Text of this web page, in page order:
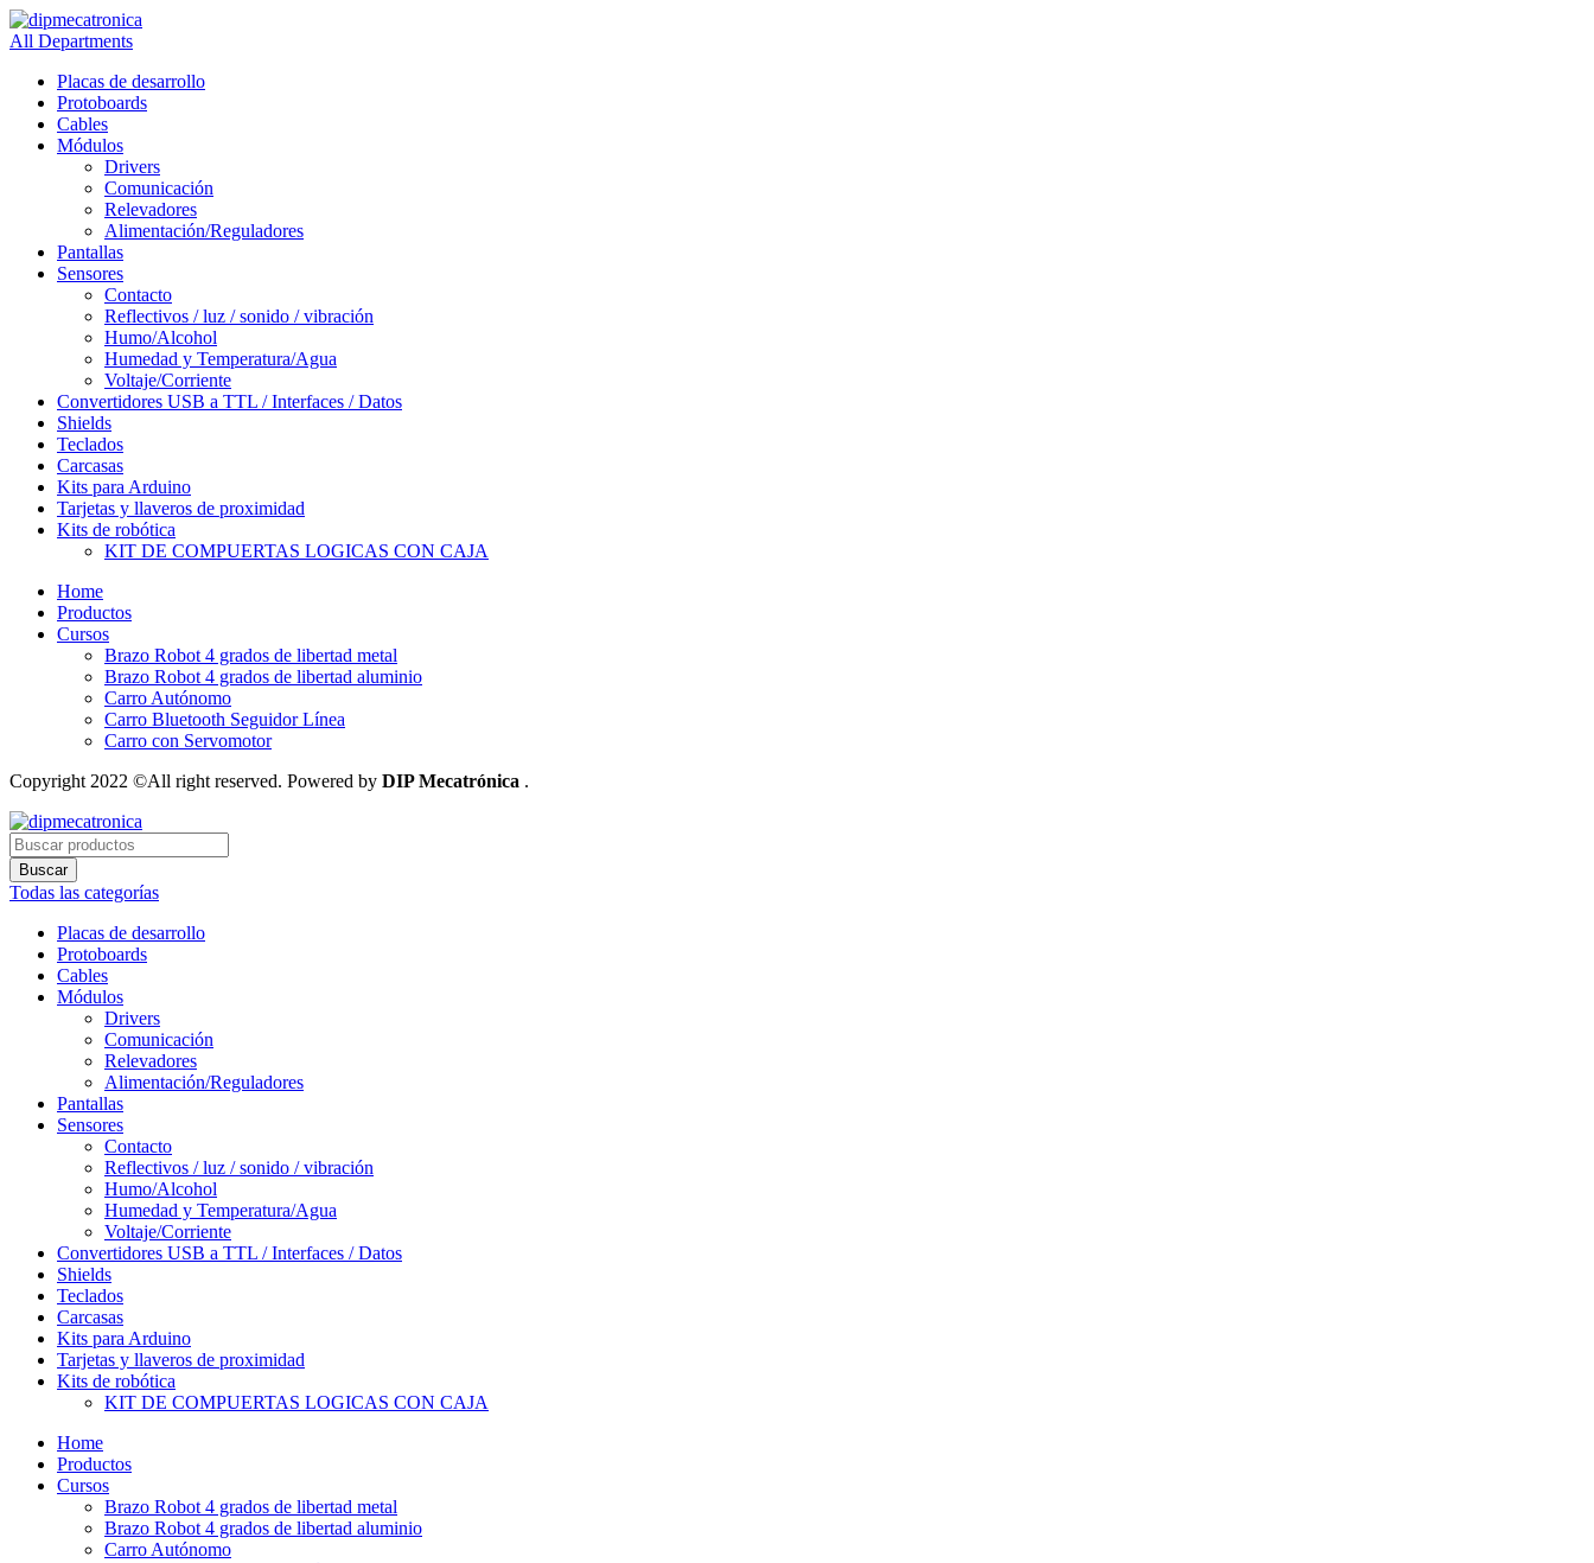
All Departments
Placas de desarrollo
Protoboards
Cables
Módulos
Drivers
Comunicación
Relevadores
Alimentación/Reguladores
Pantallas
Sensores
Contacto
Reflectivos / luz / sonido / vibración
Humo/Alcohol
Humedad y Temperatura/Agua
Voltaje/Corriente
Convertidores USB a TTL / Interfaces / Datos
Shields
Teclados
Carcasas
Kits para Arduino
Tarjetas y llaveros de proximidad
Kits de robótica
KIT DE COMPUERTAS LOGICAS CON CAJA
Home
Productos
Cursos
Brazo Robot 4 grados de libertad metal
Brazo Robot 4 grados de libertad aluminio
Carro Autónomo
Carro Bluetooth Seguidor Línea
Carro con Servomotor
Copyright 2022 ©All right reserved. Powered by DIP Mecatrónica .
Búsqueda
de
productos
Buscar
Todas las categorías
Placas de desarrollo
Protoboards
Cables
Módulos
Drivers
Comunicación
Relevadores
Alimentación/Reguladores
Pantallas
Sensores
Contacto
Reflectivos / luz / sonido / vibración
Humo/Alcohol
Humedad y Temperatura/Agua
Voltaje/Corriente
Convertidores USB a TTL / Interfaces / Datos
Shields
Teclados
Carcasas
Kits para Arduino
Tarjetas y llaveros de proximidad
Kits de robótica
KIT DE COMPUERTAS LOGICAS CON CAJA
Home
Productos
Cursos
Brazo Robot 4 grados de libertad metal
Brazo Robot 4 grados de libertad aluminio
Carro Autónomo